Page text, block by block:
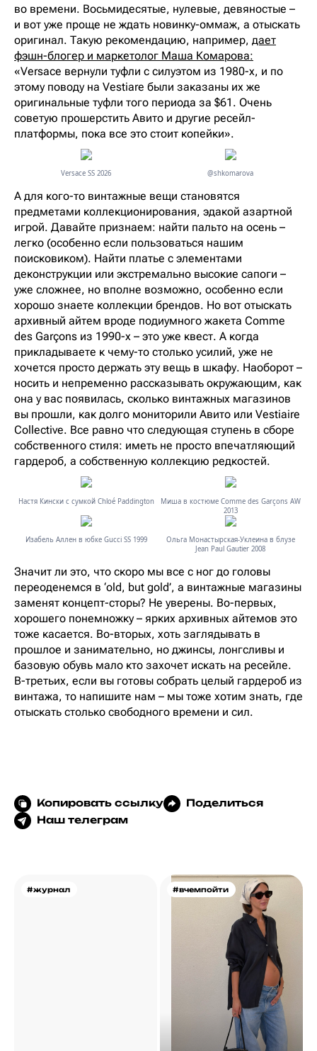
во времени. Восьмидесятые, нулевые, девяностые –
и вот уже проще не ждать новинку-оммаж, а отыскать
оригинал. Такую рекомендацию, например, дает
фэшн-блогер и маркетолог Маша Комарова:
«Versace вернули туфли с силуэтом из 1980-х, и по
этому поводу на Vestiare были заказаны их же
оригинальные туфли того периода за $61. Очень
советую прошерстить Авито и другие ресейл-
платформы, пока все это стоит копейки».
Versace SS 2026 @shkomarova
А для кого-то винтажные вещи становятся
предметами коллекционирования, эдакой азартной
игрой. Давайте признаем: найти пальто на осень –
легко (особенно если пользоваться нашим
поисковиком). Найти платье с элементами
деконструкции или экстремально высокие сапоги –
уже сложнее, но вполне возможно, особенно если
хорошо знаете коллекции брендов. Но вот отыскать
архивный айтем вроде подиумного жакета Comme
des Garçons из 1990-х – это уже квест. А когда
прикладываете к чему-то столько усилий, уже не
хочется просто держать эту вещь в шкафу. Наоборот –
носить и непременно рассказывать окружающим, как
она у вас появилась, сколько винтажных магазинов
вы прошли, как долго мониторили Авито или Vestiaire
Collective. Все равно что следующая ступень в сборе
собственного стиля: иметь не просто впечатляющий
гардероб, а собственную коллекцию редкостей.
Настя Кински с сумкой Chloé Paddington
Миша в костюме Comme des Garçons AW
2013
Изабель Аллен в юбке Gucci SS 1999
Ольга Монастырская-Уклеина в блузе
Jean Paul Gautier 2008
Значит ли это, что скоро мы все с ног до головы
переоденемся в ‘old, but gold’, а винтажные магазины
заменят концепт-сторы? Не уверены. Во-первых,
хорошего понемножку – ярких архивных айтемов это
тоже касается. Во-вторых, хоть заглядывать в
прошлое и занимательно, но джинсы, лонгсливы и
базовую обувь мало кто захочет искать на ресейле.
В-третьих, если вы готовы собрать целый гардероб из
винтажа, то напишите нам – мы тоже хотим знать, где
отыскать столько свободного времени и сил.
Копировать ссылку
Поделиться
Наш телеграм
#журнал #вчемпойти